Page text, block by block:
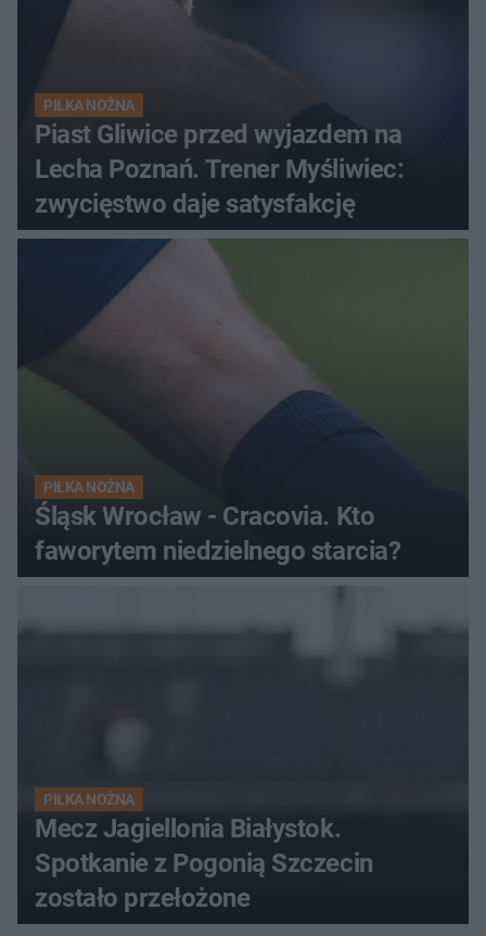
PIŁKA NOŻNA
Piast Gliwice przed wyjazdem na
Lecha Poznań. Trener Myśliwiec:
zwycięstwo daje satysfakcję
PIŁKA NOŻNA
Śląsk Wrocław - Cracovia. Kto
faworytem niedzielnego starcia?
PIŁKA NOŻNA
Mecz Jagiellonia Białystok.
Spotkanie z Pogonią Szczecin
zostało przełożone